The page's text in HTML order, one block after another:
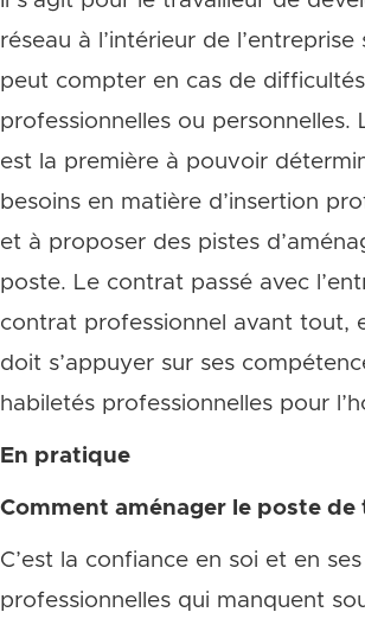
réseau à l’intérieur de l’entreprise
peut compter en cas de difficultés
professionnelles ou personnelles.
est la première à pouvoir
besoins en matière d’insertion
et à proposer des pistes
poste. Le contrat passé avec
contrat professionnel avant tout,
doit s’appuyer sur ses
habiletés professionnelles pour
En pratique
Comment aménager le poste de
C’est la confiance en soi et en
professionnelles qui manquent